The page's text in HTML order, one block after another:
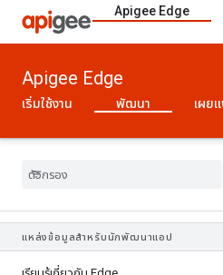
Apigee Edge
Apigee Edge
เริ่มใช้งาน พัฒนา เผย
แหล่งข้อมูลสำหรับนักพัฒนาแอป